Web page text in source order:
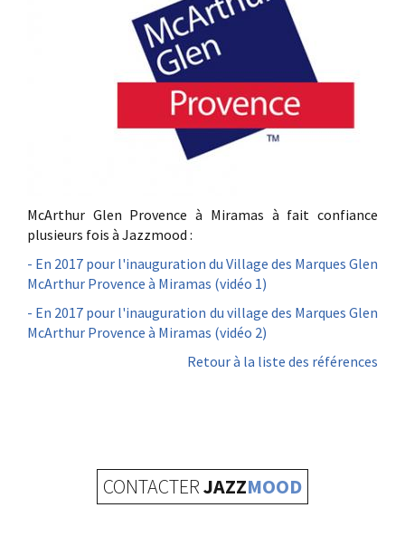
McArthur Glen Provence à Miramas à fait confiance
plusieurs fois à Jazzmood :
- En 2017 pour l'inauguration du Village des Marques Glen
McArthur Provence à Miramas (vidéo 1)
- En 2017 pour l'inauguration du village des Marques Glen
McArthur Provence à Miramas (vidéo 2)
Retour à la liste des références
CONTACTERJAZZMOOD